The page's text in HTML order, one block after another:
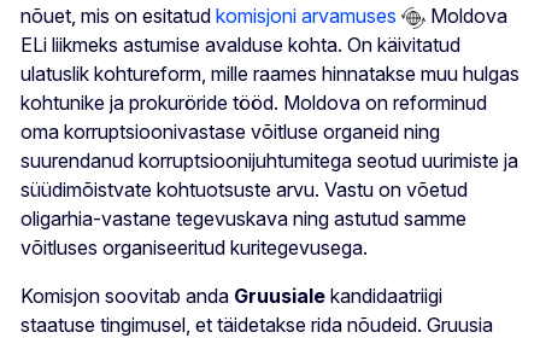
nõuet, mis on esitatud komisjoni arvamuses
Moldova
ELi liikmeks astumise avalduse kohta. On käivitatud
ulatuslik kohtureform, mille raames hinnatakse muu hulgas
kohtunike ja prokuröride tööd. Moldova on reforminud
oma korruptsioonivastase võitluse organeid ning
suurendanud korruptsioonijuhtumitega seotud uurimiste ja
süüdimõistvate kohtuotsuste arvu. Vastu on võetud
oligarhia-vastane tegevuskava ning astutud samme
võitluses organiseeritud kuritegevusega.
Komisjon soovitab anda Gruusiale kandidaatriigi
staatuse tingimusel, et täidetakse rida nõudeid. Gruusia